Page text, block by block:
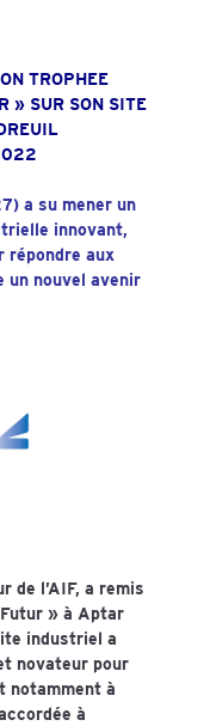
TROPHEE
» SUR SON SITE
a su mener un
innovant,
répondre aux
un nouvel avenir
de l’AIF, a remis
Futur »à Aptar
industriel a
novateur pour
notamment à
à